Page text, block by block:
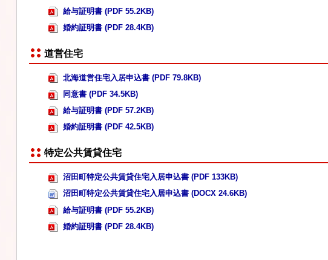
給与証明書 (PDF 55.2KB)
婚約証明書 (PDF 28.4KB)
道営住宅
北海道営住宅入居申込書 (PDF 79.8KB)
同意書 (PDF 34.5KB)
給与証明書 (PDF 57.2KB)
婚約証明書 (PDF 42.5KB)
特定公共賃貸住宅
沼田町特定公共賃貸住宅入居申込書 (PDF 133KB)
沼田町特定公共賃貸住宅入居申込書 (DOCX 24.6KB)
給与証明書 (PDF 55.2KB)
婚約証明書 (PDF 28.4KB)